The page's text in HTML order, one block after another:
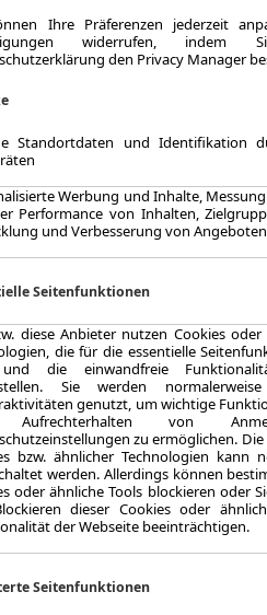
Ihre Präferenzen jederzeit
widerrufen,
den Privacy Manager
Standortdaten und Identifikation
Werbung und Inhalte,
Performance von Inhalten,
und Verbesserung von Angeboten
Seitenfunktionen
diese Anbieter nutzen Cookies
die für die essentielle
die einwandfreie
Sie werden
genutzt, um wichtige
von
zu ermöglichen.
bzw. ähnlicher Technologien kann
werden. Allerdings können
oder ähnliche Tools blockieren oder
dieser Cookies oder
der Webseite beeinträchtigen.
Seitenfunktionen